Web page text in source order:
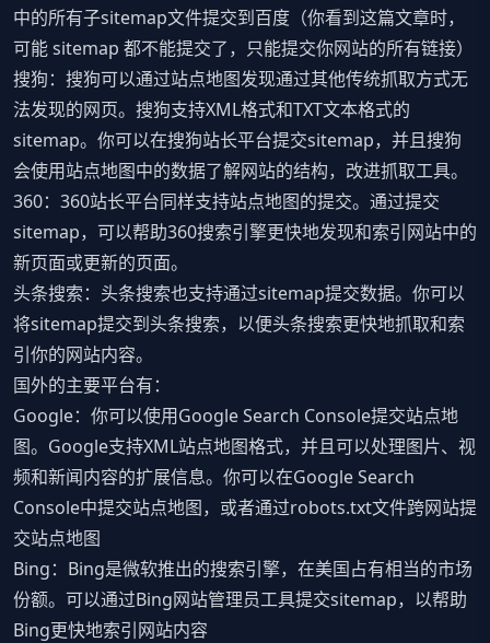
中的所有子sitemap文件提交到百度（你看到这篇文章时，
可能 sitemap 都不能提交了，只能提交你网站的所有链接）
搜狗：搜狗可以通过站点地图发现通过其他传统抓取方式无
法发现的网页。搜狗支持XML格式和TXT文本格式的
sitemap。你可以在搜狗站长平台提交sitemap，并且搜狗
会使用站点地图中的数据了解网站的结构，改进抓取工具。
360：360站长平台同样支持站点地图的提交。通过提交
sitemap，可以帮助360搜索引擎更快地发现和索引网站中的
新页面或更新的页面。
头条搜索：头条搜索也支持通过sitemap提交数据。你可以
将sitemap提交到头条搜索，以便头条搜索更快地抓取和索
引你的网站内容。
国外的主要平台有：
Google：你可以使用Google Search Console提交站点地
图。Google支持XML站点地图格式，并且可以处理图片、视
频和新闻内容的扩展信息。你可以在Google Search
Console中提交站点地图，或者通过robots.txt文件跨网站提
交站点地图
Bing：Bing是微软推出的搜索引擎，在美国占有相当的市场
份额。可以通过Bing网站管理员工具提交sitemap，以帮助
Bing更快地索引网站内容